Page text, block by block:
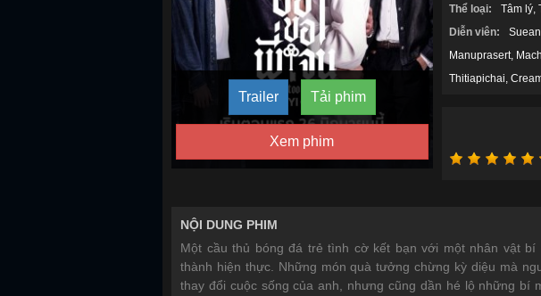
Trailer Tải phim
Xem phim
Thể loại:
Tâm lý
Diễn viên:
Manuprasert
Thitiapichai
NỘI DUNG PHIM
Một cầu thủ bóng đá trẻ tình cờ kết bạn với một nhân vật
thành hiện thực. Những món quà tưởng chừng kỳ diệu mà
thay đổi cuộc sống của anh, nhưng cũng dần hé lộ những bí